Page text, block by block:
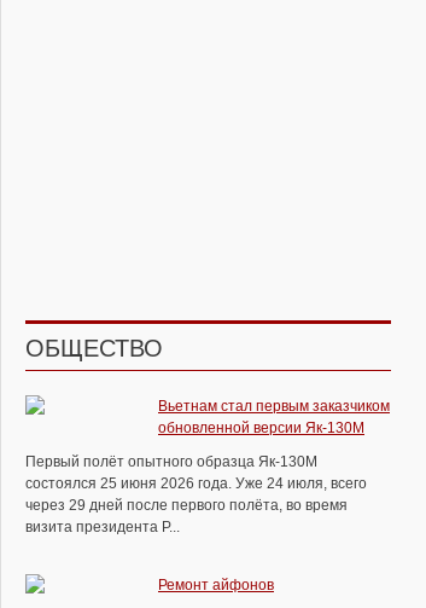
ОБЩЕСТВО
Вьетнам стал первым заказчиком
обновленной версии Як-130М
Первый полёт опытного образца Як-130М
состоялся 25 июня 2026 года. Уже 24 июля, всего
через 29 дней после первого полёта, во время
визита президента Р...
Ремонт айфонов